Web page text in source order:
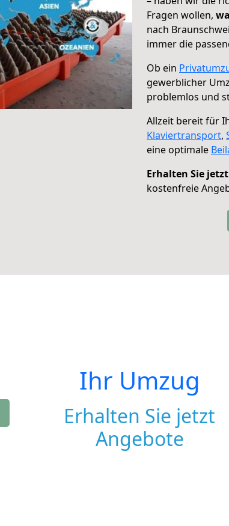
Fragen wollen,
nach
immer die
Ob ein
gewerblicher
problemlos und
Allzeit bereit für
Klaviertransport,
eine optimale
Erhalten Sie jetzt
kostenfreie
Ihr Umzug
Erhalten Sie jetzt
Angebote